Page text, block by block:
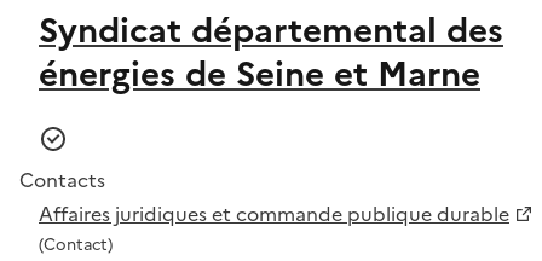
Syndicat départemental des
énergies de Seine et Marne
Contacts
Affaires juridiques et commande publique durable
(Contact)